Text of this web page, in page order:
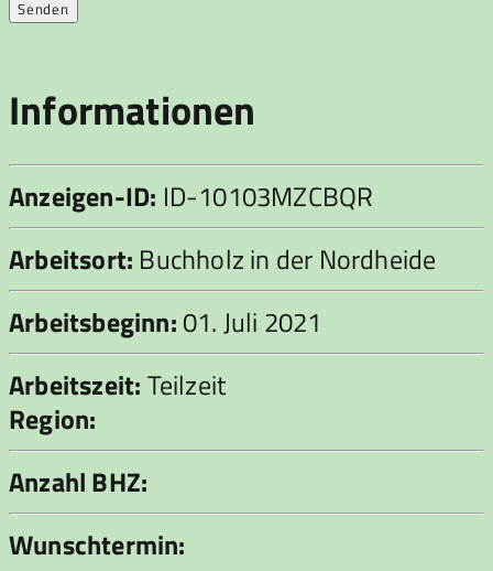
Informationen
Anzeigen-ID: ID-10103MZCBQR
Arbeitsort: Buchholz in der Nordheide
Arbeitsbeginn:01. Juli 2021
Arbeitszeit:Teilzeit
Region:
Anzahl BHZ:
Wunschtermin: